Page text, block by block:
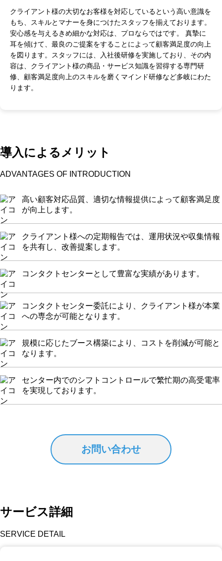
クライアント様の大切なお客様を対応しているという高い意識を
もち、スキルとマナーを身につけたスタッフを揃えております。
安心感を与えるきめ細かな対応は、プロならではです。 真摯に
耳を傾けて、最良のご提案をすることによって顧客満足度の向上
を図ります。スタッフには、入社後研修を実施しており、その内
容は、クライアント様の商品・サービス知識を習得する専門研
修、顧客満足度向上のスキルを磨くマインド研修など多岐にわた
ります。
導入によるメリット
ADVANTAGES OF INTRODUCTION
高い顧客対応品質、適切な情報提供によって顧客満足度
が向上します。
クライアント様への定期報告では、運用状況や収集情報
を共有し、改善提案します。
コンタクトセンターとして豊富な実績があります。
コンタクトセンター委託により、クライアント様が本業
への専念が可能となります。
規模に応じたブース構築により、コストを削減が可能と
なります。
センター内でのシフトコントロールで繁忙期の高受電率
を実現しております。
お問い合わせ
サービス詳細
SERVICE DETAIL